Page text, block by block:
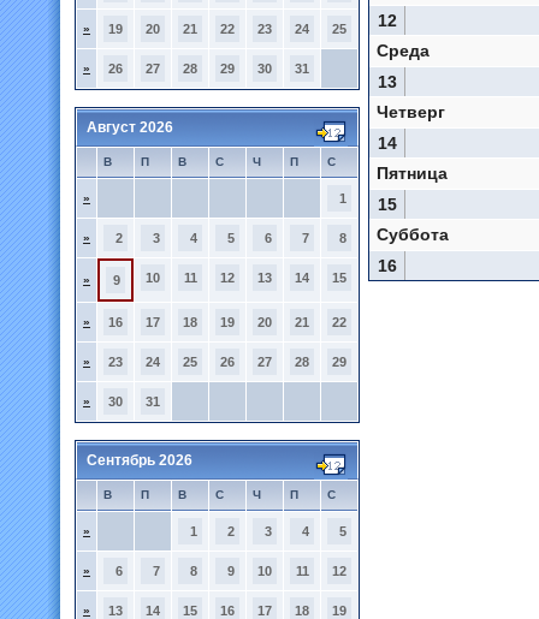
» 19 20 21 22 23 24 25
» 26 27 28 29 30 31
Август 2026
В П В С Ч П С
» 1
» 2 3 4 5 6 7 8
» 9 10 11 12 13 14 15
» 16 17 18 19 20 21 22
» 23 24 25 26 27 28 29
» 30 31
Сентябрь 2026
В П В С Ч П С
» 1 2 3 4 5
» 6 7 8 9 10 11 12
» 13 14 15 16 17 18 19
12
Среда
13
Четверг
14
Пятница
15
Суббота
16